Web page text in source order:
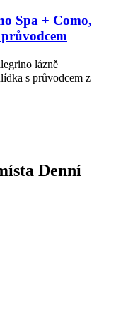
Spa + Como,
lázně
s průvodcem z
Denní